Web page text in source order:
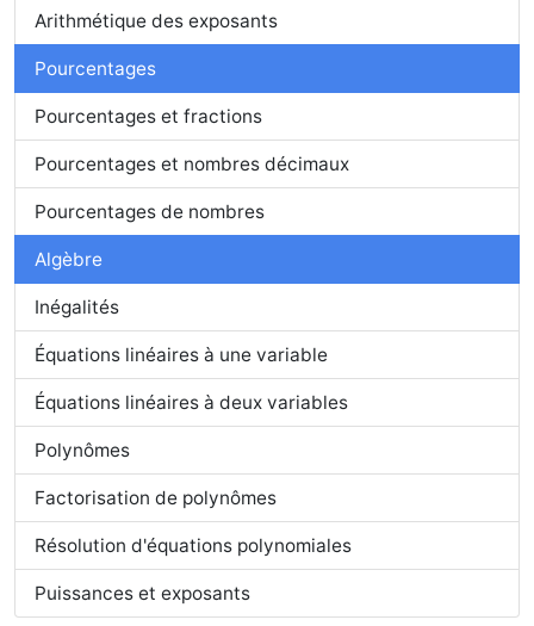
Arithmétique des exposants
Pourcentages
Pourcentages et fractions
Pourcentages et nombres décimaux
Pourcentages de nombres
Algèbre
Inégalités
Équations linéaires à une variable
Équations linéaires à deux variables
Polynômes
Factorisation de polynômes
Résolution d'équations polynomiales
Puissances et exposants